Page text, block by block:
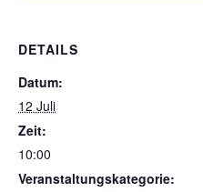
DETAILS
Datum:
12 Juli
Zeit:
10:00
Veranstaltungskategorie: